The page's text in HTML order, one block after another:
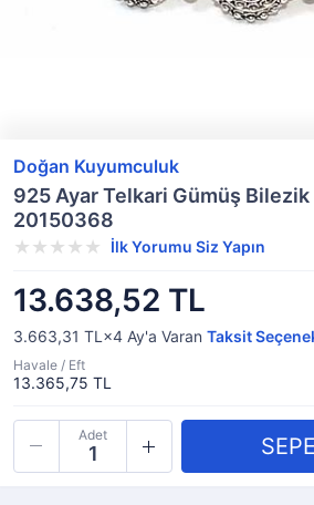
Doğan Kuyumculuk
925 Ayar Telkari Gümüş Bilezik
20150368
İlk Yorumu Siz Yapın
13.638,52 TL
3.663,31 TL×4 Ay'a Varan Taksit
Havale / Eft
13.365,75 TL
Adet